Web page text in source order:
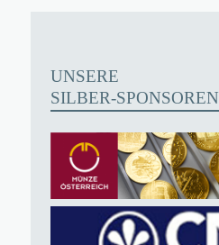
UNSERE
SILBER-SPONSOREN